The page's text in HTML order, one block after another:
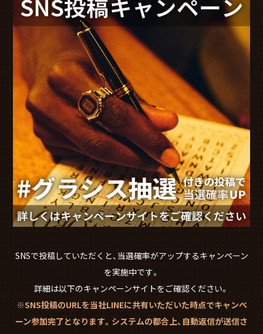
SNSで投稿していただくと、当選確率がアップするキャンペーン
を実施中です。
詳細は以下のキャンペーンサイトをご確認ください。
※SNS投稿のURLを当社LINEに共有いただいた時点でキャンペ
ーン参加完了となります。システムの都合上、自動返信が送信さ